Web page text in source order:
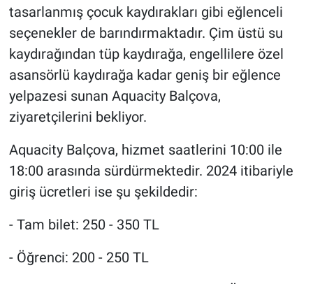
tasarlanmış çocuk kaydırakları gibi eğlenceli
seçenekler de barındırmaktadır. Çim üstü su
kaydırağından tüp kaydırağa, engellilere özel
asansörlü kaydırağa kadar geniş bir eğlence
yelpazesi sunan Aquacity Balçova,
ziyaretçilerini bekliyor.
Aquacity Balçova, hizmet saatlerini 10:00 ile
18:00 arasında sürdürmektedir. 2024 itibariyle
giriş ücretleri ise şu şekildedir:
- Tam bilet: 250 - 350 TL
- Öğrenci: 200 - 250 TL